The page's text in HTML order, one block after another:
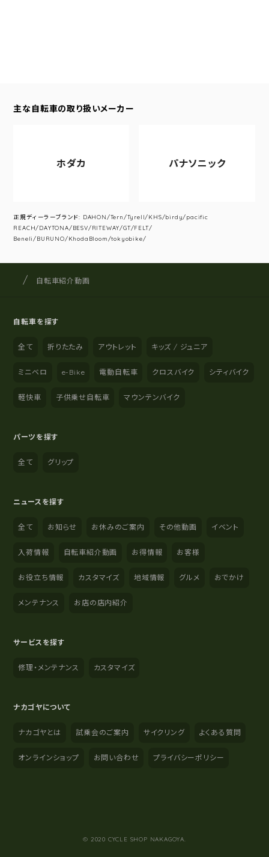
主な自転車の取り扱いメーカー
ホダカ パナソニック
正規ディーラーブランド: DAHON/Tern/Tyrell/KHS/birdy/pacific
REACH/DAYTONA/BESV/RITEWAY/GT/FELT/
Beneli/BURUNO/KhodaBloom/tokyobike/
サイト内の現在地
サイクルショップナカゴヤ
自転車紹介動画
自転車を探す
全て 折りたたみ アウトレット キッズ / ジュニア
ミニベロ e-Bike 電動自転車 クロスバイク シティバイク
軽快車 子供乗せ自転車 マウンテンバイク
パーツを探す
全て グリップ
ニュースを探す
全て お知らせ お休みのご案内 その他動画 イベント
入荷情報 自転車紹介動画 お得情報 お客様
お役立ち情報 カスタマイズ 地域情報 グルメ おでかけ
メンテナンス お店の店内紹介
サービスを探す
修理・メンテナンス カスタマイズ
ナカゴヤについて
ナカゴヤとは 試乗会のご案内 サイクリング よくある質問
オンラインショップ お問い合わせ プライバシーポリシー
© 2020 CYCLE SHOP NAKAGOYA.